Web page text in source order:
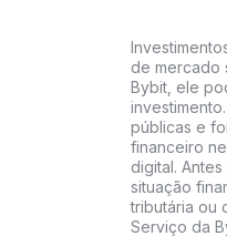
de mercado
Bybit, ele
públicas e
financeiro
digital.
situação
tributária ou
Serviço da